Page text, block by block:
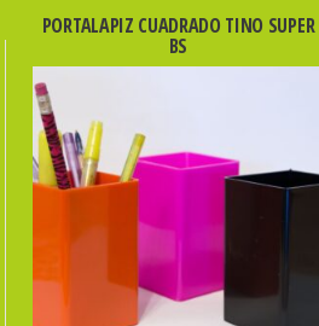
PORTALAPIZ CUADRADO TINO SUPER
BS